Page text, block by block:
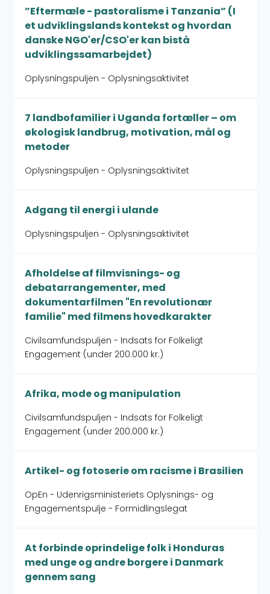
”Eftermæle - pastoralisme i Tanzania” (I
et udviklingslands kontekst og hvordan
danske NGO'er/CSO'er kan bistå
udviklingssamarbejdet)
Oplysningspuljen - Oplysningsaktivitet
7 landbofamilier i Uganda fortæller – om
økologisk landbrug, motivation, mål og
metoder
Oplysningspuljen - Oplysningsaktivitet
Adgang til energi i ulande
Oplysningspuljen - Oplysningsaktivitet
Afholdelse af filmvisnings- og
debatarrangementer, med
dokumentarfilmen "En revolutionær
familie" med filmens hovedkarakter
Civilsamfundspuljen - Indsats for Folkeligt
Engagement (under 200.000 kr.)
Afrika, mode og manipulation
Civilsamfundspuljen - Indsats for Folkeligt
Engagement (under 200.000 kr.)
Artikel- og fotoserie om racisme i Brasilien
OpEn - Udenrigsministeriets Oplysnings- og
Engagementspulje - Formidlingslegat
At forbinde oprindelige folk i Honduras
med unge og andre borgere i Danmark
gennem sang